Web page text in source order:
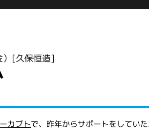
[久保恒造]
カブトで、昨年からサポートをしてい